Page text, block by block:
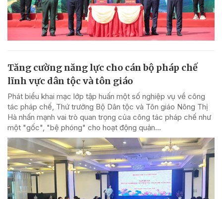
Tăng cường năng lực cho cán bộ pháp chế
lĩnh vực dân tộc và tôn giáo
Phát biểu khai mạc lớp tập huấn một số nghiệp vụ về công
tác pháp chế, Thứ trưởng Bộ Dân tộc và Tôn giáo Nông Thị
Hà nhấn mạnh vai trò quan trọng của công tác pháp chế như
một "gốc", "bệ phóng" cho hoạt động quản...